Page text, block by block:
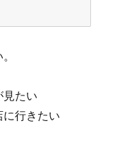
見たい
に行きたい